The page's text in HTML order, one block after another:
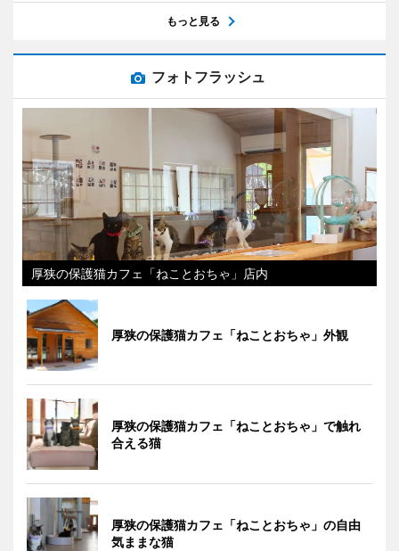
もっと見る
フォトフラッシュ
厚狭の保護猫カフェ「ねことおちゃ」店内
厚狭の保護猫カフェ「ねことおちゃ」外観
厚狭の保護猫カフェ「ねことおちゃ」で触れ
合える猫
厚狭の保護猫カフェ「ねことおちゃ」の自由
気ままな猫